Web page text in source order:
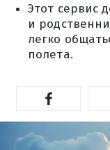
Этот сервис
и
легко
полета.